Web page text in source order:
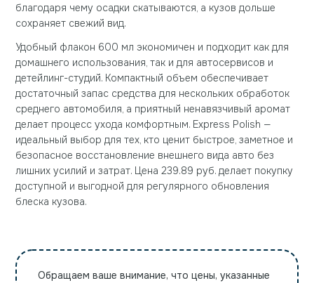
благодаря чему осадки скатываются, а кузов дольше
сохраняет свежий вид.
Удобный флакон 600 мл экономичен и подходит как для
домашнего использования, так и для автосервисов и
детейлинг-студий. Компактный объем обеспечивает
достаточный запас средства для нескольких обработок
среднего автомобиля, а приятный ненавязчивый аромат
делает процесс ухода комфортным. Express Polish —
идеальный выбор для тех, кто ценит быстрое, заметное и
безопасное восстановление внешнего вида авто без
лишних усилий и затрат. Цена 239.89 руб. делает покупку
доступной и выгодной для регулярного обновления
блеска кузова.
Обращаем ваше внимание, что цены, указанные